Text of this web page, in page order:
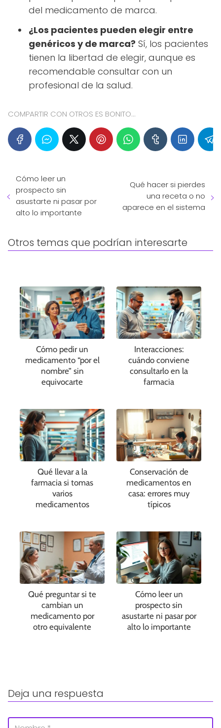
del medicamento de marca.
¿Los pacientes pueden elegir entre
genéricos y de marca? Sí, los pacientes
tienen la libertad de elegir, aunque es
recomendable consultar con un
profesional de la salud.
COMPARTIR CON OTROS ES BONITO...
Cómo leer un
prospecto sin
asustarte ni pasar por
alto lo importante
Qué hacer si pierdes
una receta o no
aparece en el sistema
Otros temas que podrían interesarte
Cómo pedir un
medicamento “por el
nombre” sin
equivocarte
Interacciones:
cuándo conviene
consultarlo en la
farmacia
Qué llevar a la
farmacia si tomas
varios
medicamentos
Conservación de
medicamentos en
casa: errores muy
típicos
Qué preguntar si te
cambian un
medicamento por
otro equivalente
Cómo leer un
prospecto sin
asustarte ni pasar por
alto lo importante
Deja una respuesta